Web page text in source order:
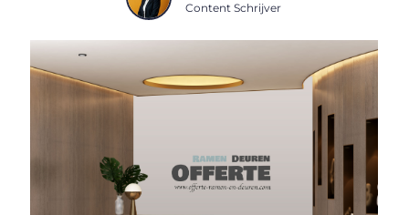
Content Schrijver